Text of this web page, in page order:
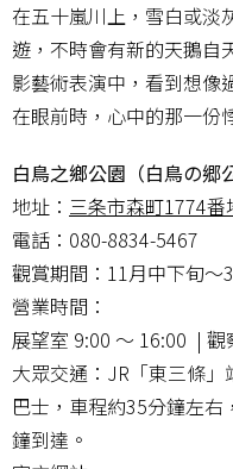
在五十嵐川上，雪白或淡
遊，不時會有新的天鵝
影藝術表演中，看到想像
在眼前時，心中的那一份
白鳥之鄉公園（白鳥の郷
地址： 三条市森町1774番
電話：080-8834-5467
觀賞期間：11月中下旬～
營業時間：
展望室 9:00 ～ 16:00 | 觀
大眾交通：JR「東三條
巴士，車程約35分鐘左
鐘到達。